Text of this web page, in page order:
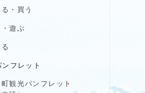
・買う
遊ぶ
フレット
観光パンフレット